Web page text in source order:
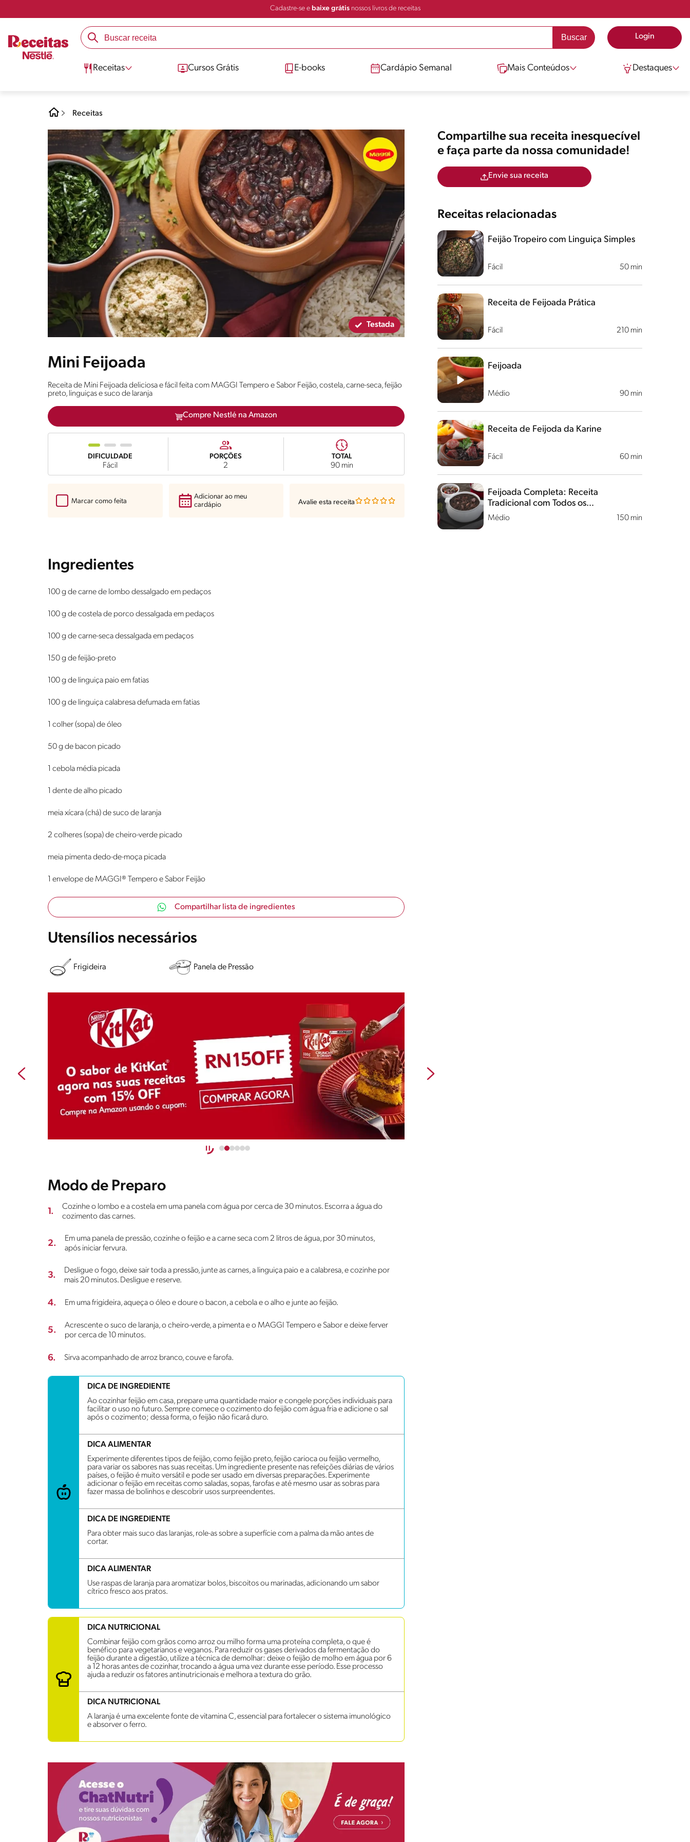
Cadastre-se e baixe grátisnossos livros de receitas
Login
Receitas Cursos Grátis E-books Cardápio Semanal Mais Conteúdos Destaques
Receitas
Testada
Mini Feijoada
Receita de Mini Feijoada deliciosa e fácil feita com MAGGI Tempero e Sabor Feijão, costela, carne-seca, feijão
preto, linguiças e suco de laranja
Compre Nestlé na Amazon
DIFICULDADE
Fácil
PORÇÕES
2
TOTAL
90 min
Marcar como feita
Adicionar ao meu
cardápio
Avalie esta receita
Ingredientes
100 g de carne de lombo dessalgado em pedaços
100 g de costela de porco dessalgada em pedaços
100 g de carne-seca dessalgada em pedaços
150 g de feijão-preto
100 g de linguiça paio em fatias
100 g de linguiça calabresa defumada em fatias
1 colher (sopa) de óleo
50 g de bacon picado
1 cebola média picada
1 dente de alho picado
meia xícara (chá) de suco de laranja
2 colheres (sopa) de cheiro-verde picado
meia pimenta dedo-de-moça picada
1 envelope de MAGGI® Tempero e Sabor Feijão
Compartilhar lista de ingredientes
Utensílios necessários
Frigideira Panela de Pressão
Modo de Preparo
1.
Cozinhe o lombo e a costela em uma panela com água por cerca de 30 minutos. Escorra a água do
cozimento das carnes.
2.
Em uma panela de pressão, cozinhe o feijão e a carne seca com 2 litros de água, por 30 minutos,
após iniciar fervura.
3.
Desligue o fogo, deixe sair toda a pressão, junte as carnes, a linguiça paio e a calabresa, e cozinhe por
mais 20 minutos. Desligue e reserve.
4. Em uma frigideira, aqueça o óleo e doure o bacon, a cebola e o alho e junte ao feijão.
5.
Acrescente o suco de laranja, o cheiro-verde, a pimenta e o MAGGI Tempero e Sabor e deixe ferver
por cerca de 10 minutos.
6. Sirva acompanhado de arroz branco, couve e farofa.
DICA DE INGREDIENTE
Ao cozinhar feijão em casa, prepare uma quantidade maior e congele porções individuais para
facilitar o uso no futuro. Sempre comece o cozimento do feijão com água fria e adicione o sal
após o cozimento; dessa forma, o feijão não ficará duro.
DICA ALIMENTAR
Experimente diferentes tipos de feijão, como feijão preto, feijão carioca ou feijão vermelho,
para variar os sabores nas suas receitas. Um ingrediente presente nas refeições diárias de vários
países, o feijão é muito versátil e pode ser usado em diversas preparações. Experimente
adicionar o feijão em receitas como saladas, sopas, farofas e até mesmo usar as sobras para
fazer massa de bolinhos e descobrir usos surpreendentes.
DICA DE INGREDIENTE
Para obter mais suco das laranjas, role-as sobre a superfície com a palma da mão antes de
cortar.
DICA ALIMENTAR
Use raspas de laranja para aromatizar bolos, biscoitos ou marinadas, adicionando um sabor
cítrico fresco aos pratos.
DICA NUTRICIONAL
Combinar feijão com grãos como arroz ou milho forma uma proteína completa, o que é
benéfico para vegetarianos e veganos. Para reduzir os gases derivados da fermentação do
feijão durante a digestão, utilize a técnica de demolhar: deixe o feijão de molho em água por 6
a 12 horas antes de cozinhar, trocando a água uma vez durante esse período. Esse processo
ajuda a reduzir os fatores antinutricionais e melhora a textura do grão.
DICA NUTRICIONAL
A laranja é uma excelente fonte de vitamina C, essencial para fortalecer o sistema imunológico
e absorver o ferro.
Compartilhe sua receita inesquecível
e faça parte da nossa comunidade!
Envie sua receita
Receitas relacionadas
Fácil 50 min
Feijão Tropeiro com Linguiça Simples
Fácil 210 min
Receita de Feijoada Prática
Médio 90 min
Feijoada
Fácil 60 min
Receita de Feijoda da Karine
Médio 150 min
Feijoada Completa: Receita
Tradicional com Todos os
Acompanhamentos